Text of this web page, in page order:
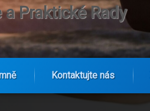
Praktické Rady
Kontaktujte nás